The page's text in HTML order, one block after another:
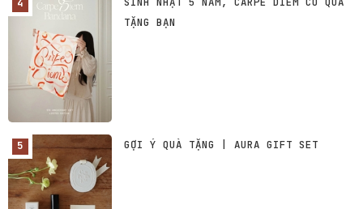
TẶNG BẠN
GỢI Ý QUÀ TẶNG | AURA GIFT SET